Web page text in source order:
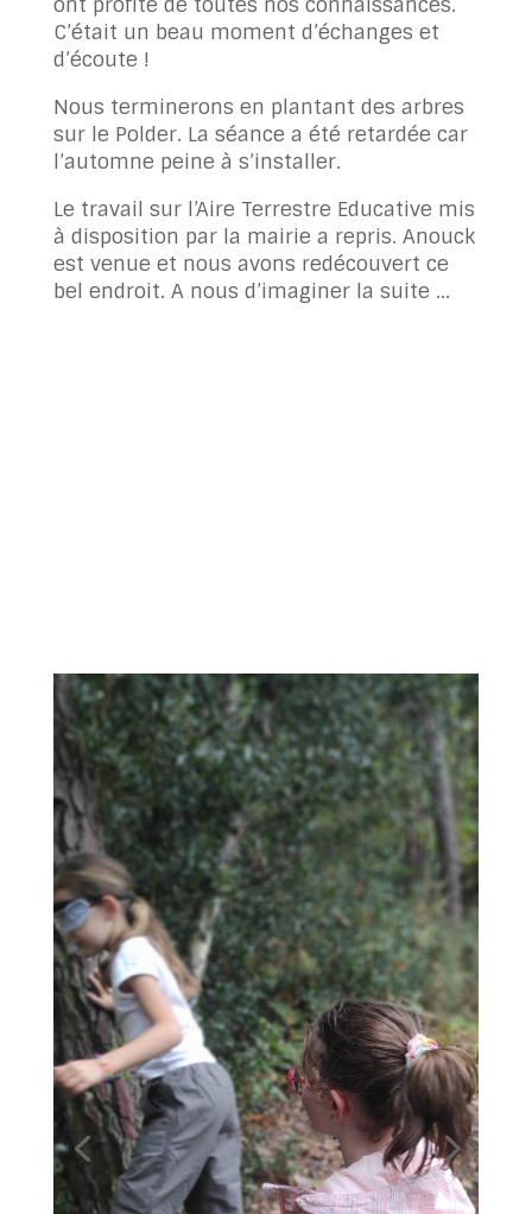
C’était un beau moment d’échanges et
d’écoute !
Nous terminerons en plantant des arbres
sur le Polder. La séance a été retardée car
l’automne peine à s’installer.
Le travail sur l’Aire Terrestre Educative mis
à disposition par la mairie a repris. Anouck
est venue et nous avons redécouvert ce
bel endroit. A nous d’imaginer la suite …